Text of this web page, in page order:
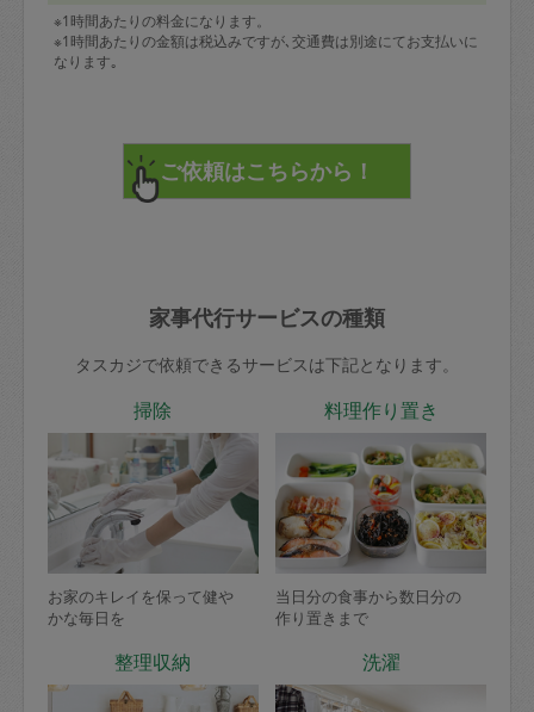
※1時間あたりの料金になります。
※1時間あたりの金額は税込みですが､交通費は別途にてお支払いに
なります｡
家事代行サービスの種類
タスカジで依頼できるサービスは下記となります。
掃除
お家のキレイを保って健や
かな毎日を
料理作り置き
当日分の食事から数日分の
作り置きまで
整理収納 洗濯